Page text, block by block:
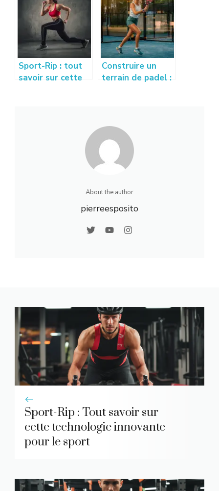
muscler
efficacement
première
raquette ?
Sport-Rip : tout
savoir sur cette
Construire un
terrain de padel :
About the author
pierreesposito
Sport-Rip : Tout savoir sur
cette technologie innovante
pour le sport